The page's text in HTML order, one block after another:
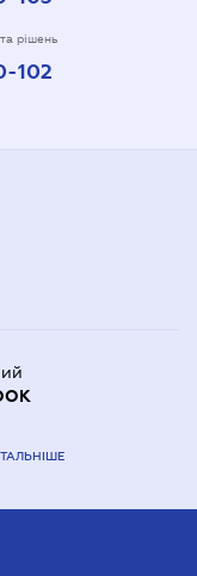
рішень
102